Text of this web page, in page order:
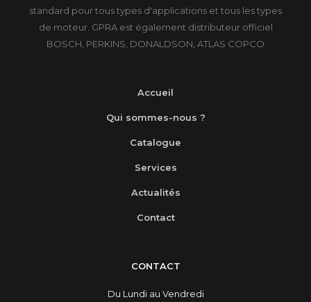
standard pour tous types d'applications et tous les types
de moteur. GPRA est également distributeur officiel
BOSCH, PERKINS, DONALDSON, ATLAS COPCO
Accueil
Qui sommes-nous ?
Catalogue
Services
Actualités
Contact
CONTACT
Du Lundi au Vendredi